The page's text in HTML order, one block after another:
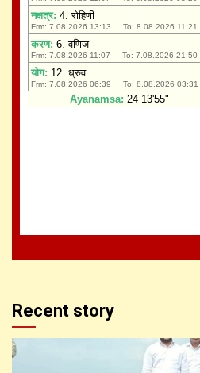
Recent story